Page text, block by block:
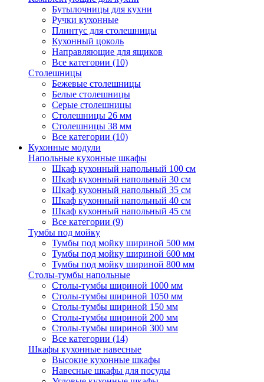
Бутылочницы для кухни
Ручки кухонные
Плинтус для столешницы
Кухонный цоколь
Направляющие для ящиков
Все категории (10)
Столешницы
Бежевые столешницы
Белые столешницы
Серые столешницы
Столешницы 26 мм
Столешницы 38 мм
Все категории (10)
Кухонные модули
Напольные кухонные шкафы
Шкаф кухонный напольный 100 см
Шкаф кухонный напольный 30 см
Шкаф кухонный напольный 35 см
Шкаф кухонный напольный 40 см
Шкаф кухонный напольный 45 см
Все категории (9)
Тумбы под мойку
Тумбы под мойку шириной 500 мм
Тумбы под мойку шириной 600 мм
Тумбы под мойку шириной 800 мм
Столы-тумбы напольные
Столы-тумбы шириной 1000 мм
Столы-тумбы шириной 1050 мм
Столы-тумбы шириной 150 мм
Столы-тумбы шириной 200 мм
Столы-тумбы шириной 300 мм
Все категории (14)
Шкафы кухонные навесные
Высокие кухонные шкафы
Навесные шкафы для посуды